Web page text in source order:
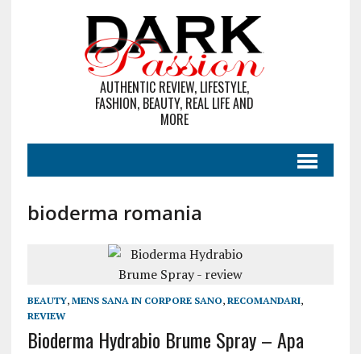
AUTHENTIC REVIEW, LIFESTYLE,
FASHION, BEAUTY, REAL LIFE AND
MORE
bioderma romania
BEAUTY, MENS SANA IN CORPORE SANO, RECOMANDARI,
REVIEW
Bioderma Hydrabio Brume Spray – Apa